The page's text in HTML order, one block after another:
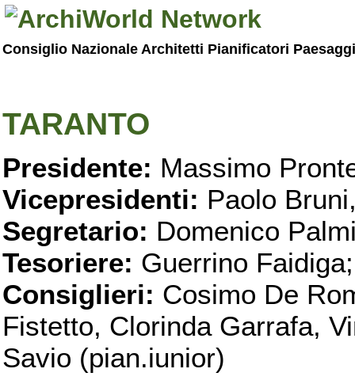
Consiglio Nazionale Architetti Pianificatori
TARANTO
Presidente: Massimo
Vicepresidenti: Paolo
Segretario: Domenico
Tesoriere: Guerrino Faidiga;
Consiglieri: Cosimo De
Fistetto, Clorinda Garrafa,
Savio (pian.iunior)